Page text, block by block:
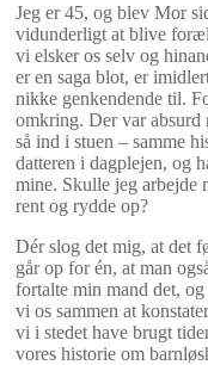
Jeg er 45, og blev Mor
vidunderligt at blive
vi elsker os selv og
er en saga blot, er
nikke genkendende til.
omkring. Der var absurd
så ind i stuen – samme
datteren i dagplejen, og
mine. Skulle jeg arbejde
rent og rydde op?
Dér slog det mig, at det
går op for én, at man
fortalte min mand det,
vi os sammen at
vi i stedet have brugt
vores historie om